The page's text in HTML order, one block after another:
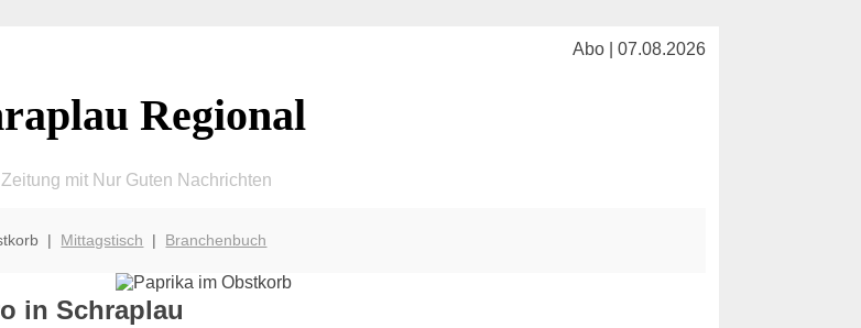
Abo | 07.08.2026
Regional
mit Nur Guten Nachrichten
| Mittagstisch | Branchenbuch
in Schraplau